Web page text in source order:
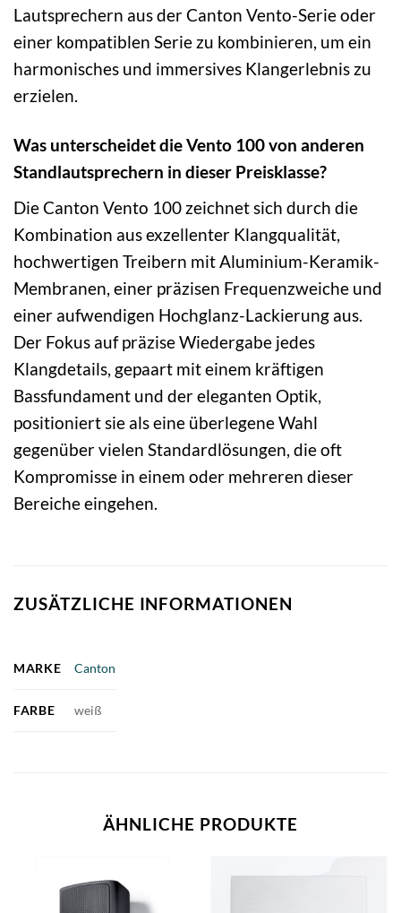
Lautsprechern aus der Canton Vento-Serie oder
einer kompatiblen Serie zu kombinieren, um ein
harmonisches und immersives Klangerlebnis zu
erzielen.
Was unterscheidet die Vento 100 von anderen
Standlautsprechern in dieser Preisklasse?
Die Canton Vento 100 zeichnet sich durch die
Kombination aus exzellenter Klangqualität,
hochwertigen Treibern mit Aluminium-Keramik-
Membranen, einer präzisen Frequenzweiche und
einer aufwendigen Hochglanz-Lackierung aus.
Der Fokus auf präzise Wiedergabe jedes
Klangdetails, gepaart mit einem kräftigen
Bassfundament und der eleganten Optik,
positioniert sie als eine überlegene Wahl
gegenüber vielen Standardlösungen, die oft
Kompromisse in einem oder mehreren dieser
Bereiche eingehen.
ZUSÄTZLICHE INFORMATIONEN
MARKE Canton
FARBE weiß
ÄHNLICHE PRODUKTE